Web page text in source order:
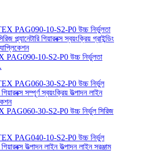
10-S2-P0 উচ্চ নির্ভুলতা
30-S2-P0 উচ্চ নির্ভুল সিরিজ